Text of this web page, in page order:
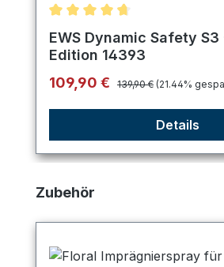
Durchschnittliche
EWS Dynamic Safety S3
Edition 14393
Verkaufspreis:
109,90 € Regulärer Preis:
139,90 € (21.44%
Details
Produktgalerie überspringen
Zubehör